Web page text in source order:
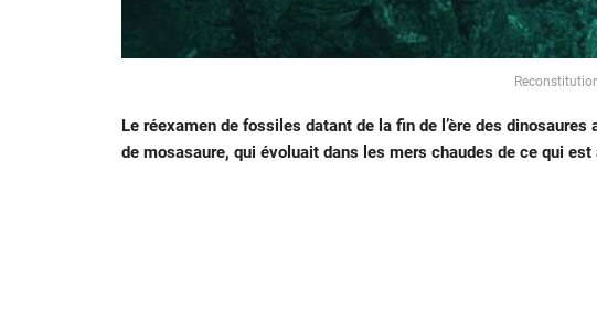
Le réexamen de fossiles datant de la fin de l’ère des
de mosasaure, qui évoluait dans les mers chaudes de ce qui est